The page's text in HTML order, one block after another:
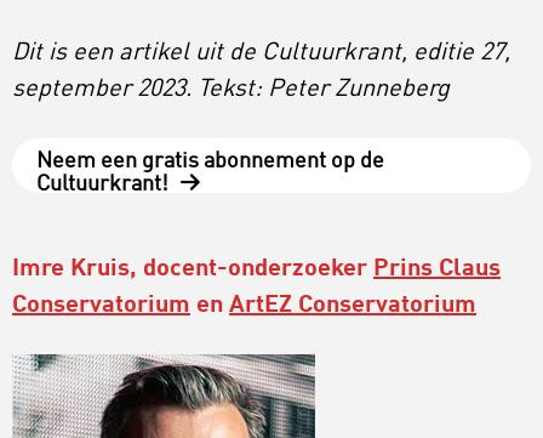
Dit is een artikel uit de Cultuurkrant, editie 27,
september 2023. Tekst: Peter Zunneberg
Neem een gratis abonnement op de
Cultuurkrant!
Imre Kruis, docent-onderzoeker Prins Claus
Conservatorium en ArtEZ Conservatorium